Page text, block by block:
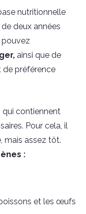
nutritionnelle
deux années
ainsi que de
de préférence
qui contiennent
Pour cela, il
mais assez tôt.
:
et les œufs